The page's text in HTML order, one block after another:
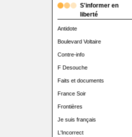
S'informer en
liberté
Antidote
Boulevard Voltaire
Contre-info
F Desouche
Faits et documents
France Soir
Frontières
Je suis français
L'Incorrect